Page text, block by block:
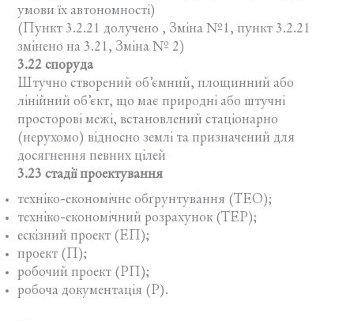
умови їх автономності)
(Пункт 3.2.21 долучено , Зміна №1, пункт 3.2.21
змінено на 3.21, Зміна № 2)
3.22 споруда
Штучно створений об’ємний, площинний або
лінійний об’єкт, що має природні або штучні
просторові межі, встановлений стаціонарно
(нерухомо) відносно землі та призначений для
досягнення певних цілей
3.23 стадії проектування
техніко-економічне обґрунтування (ТЕО);
техніко-економічний розрахунок (ТЕР);
ескізний проект (ЕП);
проект (П);
робочий проект (РП);
робоча документація (Р).